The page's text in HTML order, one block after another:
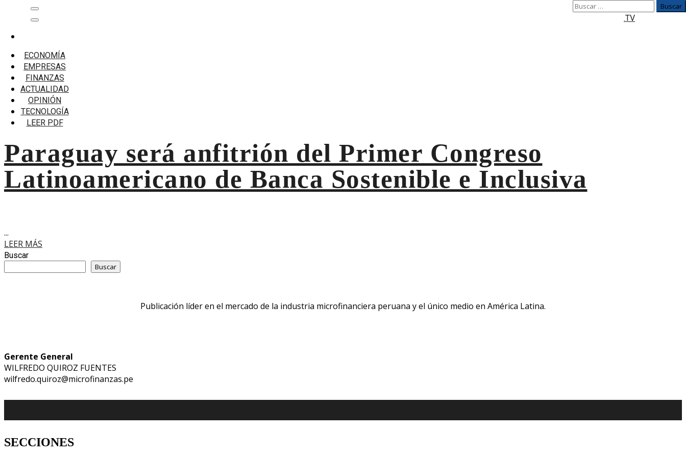
Menú
principal
ECONOMÍA
EMPRESAS
FINANZAS
ACTUALIDAD
OPINIÓN
TECNOLOGÍA
LEER PDF
Buscar:
.TV
ASOBAN
Paraguay será anfitrión del Primer Congreso Latinoamericano de Banca Sostenible e Inclusiva
Paraguay será anfitrión del Primer Congreso
Latinoamericano de Banca Sostenible e Inclusiva
...
LEER MÁS
Buscar
Buscar
Publicación líder en el mercado de la industria microfinanciera peruana y el único medio en América Latina.
Gerente General
WILFREDO QUIROZ FUENTES
wilfredo.quiroz@microfinanzas.pe
SECCIONES